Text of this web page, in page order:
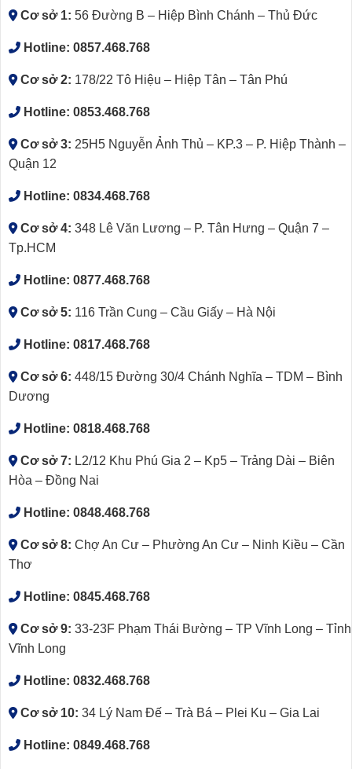
Cơ sở 1: 56 Đường B – Hiệp Bình Chánh – Thủ Đức
Hotline: 0857.468.768
Cơ sở 2: 178/22 Tô Hiệu – Hiệp Tân – Tân Phú
Hotline: 0853.468.768
Cơ sở 3: 25H5 Nguyễn Ảnh Thủ – KP.3 – P. Hiệp Thành –
Quận 12
Hotline: 0834.468.768
Cơ sở 4: 348 Lê Văn Lương – P. Tân Hưng – Quận 7 –
Tp.HCM
Hotline: 0877.468.768
Cơ sở 5: 116 Trần Cung – Cầu Giấy – Hà Nội
Hotline: 0817.468.768
Cơ sở 6: 448/15 Đường 30/4 Chánh Nghĩa – TDM – Bình
Dương
Hotline: 0818.468.768
Cơ sở 7: L2/12 Khu Phú Gia 2 – Kp5 – Trảng Dài – Biên
Hòa – Đồng Nai
Hotline: 0848.468.768
Cơ sở 8: Chợ An Cư – Phường An Cư – Ninh Kiều – Cần
Thơ
Hotline: 0845.468.768
Cơ sở 9: 33-23F Phạm Thái Bường – TP Vĩnh Long – Tỉnh
Vĩnh Long
Hotline: 0832.468.768
Cơ sở 10: 34 Lý Nam Đế – Trà Bá – Plei Ku – Gia Lai
Hotline: 0849.468.768